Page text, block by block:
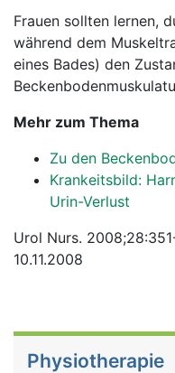
Frauen sollten lernen,
während dem
eines Bades) den
Mehr zum Thema
Zu den
Krankeitsbild:
Urin-Verlust
Urol Nurs.
10.11.2008
Physiotherapie